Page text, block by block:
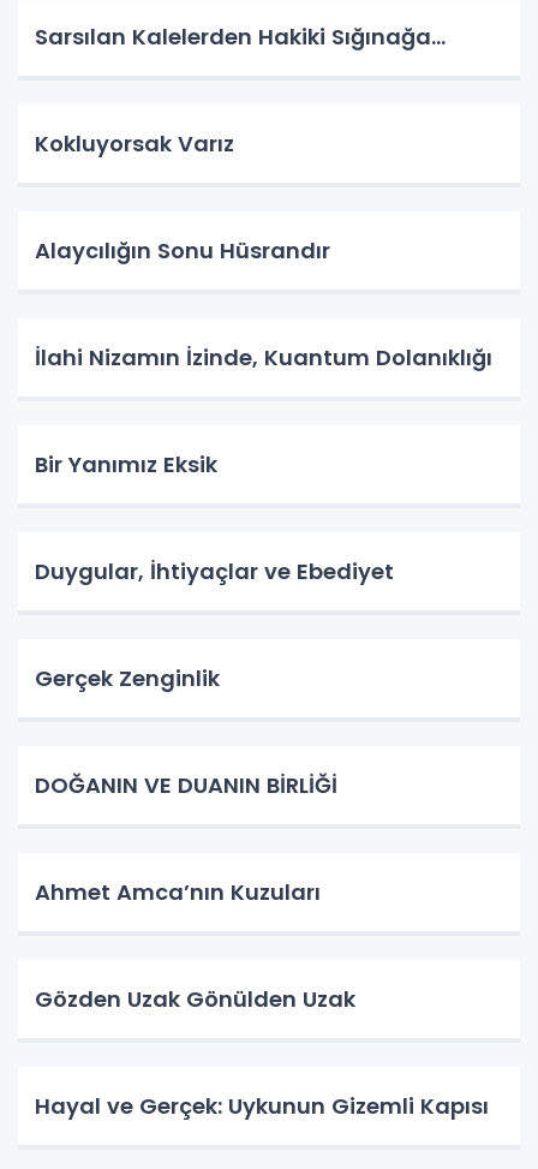
Sarsılan Kalelerden Hakiki Sığınağa...
Kokluyorsak Varız
Alaycılığın Sonu Hüsrandır
İlahi Nizamın İzinde, Kuantum Dolanıklığı
Bir Yanımız Eksik
Duygular, İhtiyaçlar ve Ebediyet
Gerçek Zenginlik
DOĞANIN VE DUANIN BİRLİĞİ
Ahmet Amca’nın Kuzuları
Gözden Uzak Gönülden Uzak
Hayal ve Gerçek: Uykunun Gizemli Kapısı